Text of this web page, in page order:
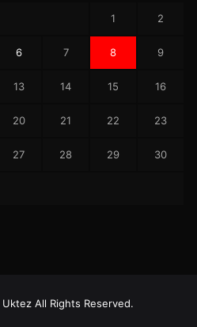
1 2
6 7 8 9
13 14 15 16
20 21 22 23
27 28 29 30
All Rights Reserved.